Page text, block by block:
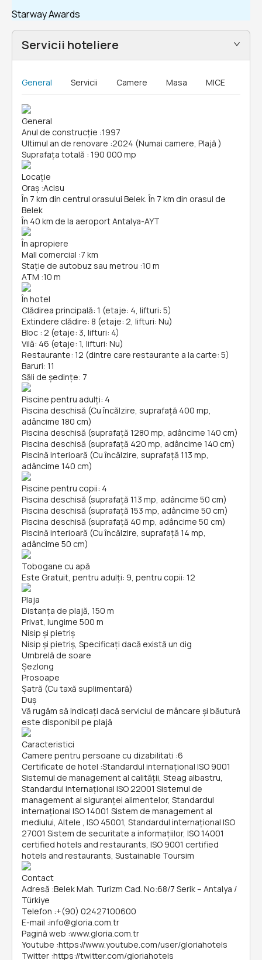
Starway Awards
Servicii hoteliere
General Servicii Camere Masa MICE
General
Anul de construcție :1997
Ultimul an de renovare :2024 (Numai camere, Plajă )
Suprafața totală : 190 000 mp
Locație
Oraș :Acisu
În 7 km din centrul orasului Belek. În 7 km din orasul de
Belek
În 40 km de la aeroport Antalya-AYT
În apropiere
Mall comercial :7 km
Stație de autobuz sau metrou :10 m
ATM :10 m
În hotel
Clădirea principală: 1 (etaje: 4, lifturi: 5)
Extindere clădire: 8 (etaje: 2, lifturi: Nu)
Bloc : 2 (etaje: 3, lifturi: 4)
Vilă: 46 (etaje: 1, lifturi: Nu)
Restaurante: 12 (dintre care restaurante a la carte: 5)
Baruri: 11
Săli de ședințe: 7
Piscine pentru adulți: 4
Piscina deschisă (Cu încălzire, suprafață 400 mp,
adâncime 180 cm)
Piscina deschisă (suprafață 1280 mp, adâncime 140 cm)
Piscina deschisă (suprafață 420 mp, adâncime 140 cm)
Piscină interioară (Cu încălzire, suprafață 113 mp,
adâncime 140 cm)
Piscine pentru copii: 4
Piscina deschisă (suprafață 113 mp, adâncime 50 cm)
Piscina deschisă (suprafață 153 mp, adâncime 50 cm)
Piscina deschisă (suprafață 40 mp, adâncime 50 cm)
Piscină interioară (Cu încălzire, suprafață 14 mp,
adâncime 50 cm)
Tobogane cu apă
Este Gratuit, pentru adulți: 9, pentru copii: 12
Plaja
Distanța de plajă, 150 m
Privat, lungime 500 m
Nisip și pietriş
Nisip și pietriş, Specificați dacă există un dig
Umbrelă de soare
Șezlong
Prosoape
Şatră (Cu taxă suplimentară)
Duș
Vă rugăm să indicați dacă serviciul de mâncare și băutură
este disponibil pe plajă
Caracteristici
Camere pentru persoane cu dizabilitati :6
Certificate de hotel :Standardul internațional ISO 9001
Sistemul de management al calității, Steag albastru,
Standardul internațional ISO 22001 Sistemul de
management al siguranței alimentelor, Standardul
internațional ISO 14001 Sistem de management al
mediului, Altele , ISO 45001, Standardul internațional ISO
27001 Sistem de securitate a informațiilor, ISO 14001
certified hotels and restaurants, ISO 9001 certified
hotels and restaurants, Sustainable Toursim
Contact
Adresă :Belek Mah. Turizm Cad. No:68/7 Serik – Antalya /
Türkiye
Telefon :+(90) 02427100600
E-mail :info@gloria.com.tr
Pagină web :www.gloria.com.tr
Youtube :https://www.youtube.com/user/gloriahotels
Twitter :https://twitter.com/gloriahotels